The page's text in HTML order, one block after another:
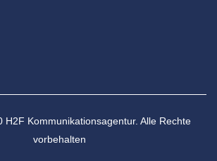
H2F Kommunikationsagentur. Alle Rechte
vorbehalten